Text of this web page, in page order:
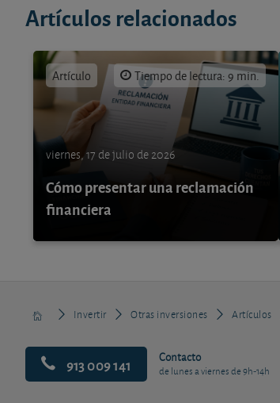
Artículos relacionados
Artículo Tiempo de lectura: 9 min.
viernes, 17 de julio de 2026
Cómo presentar una reclamación
financiera
Invertir Otras inversiones Artículos
913 009 141 Contacto
de lunes a viernes de 9h-14h